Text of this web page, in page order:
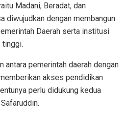
Madani, Beradat, dan
diwujudkan dengan membangun
Daerah serta institusi
tinggi.
antara pemerintah daerah dengan
akses pendidikan
perlu didukung kedua